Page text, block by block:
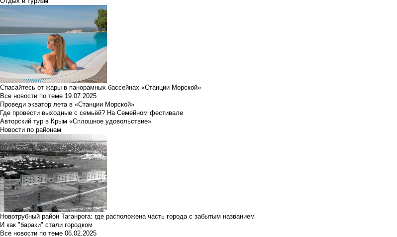
Спасайтесь от жары в панорамных бассейнах «Станции Морской»
Все новости по теме 19.07.2025
Проведи экватор лета в «Станции Морской»
Где провести выходные с семьёй? На Семейном фестивале
Авторский тур в Крым «Сплошное удовольствие»
Новости по районам
Новотрубный район Таганрога: где расположена часть города с забытым названием
И как "бараки" стали городком
Все новости по теме 06.02.2025